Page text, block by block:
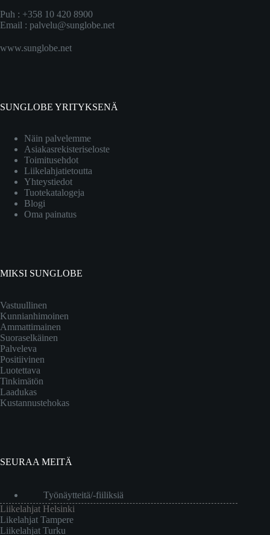
Puh : +358 10 420 8900
Email : palvelu@sunglobe.net
www.sunglobe.net
SUNGLOBE YRITYKSENÄ
Näin palvelemme
Asiakasrekisteriseloste
Toimitusehdot
Liikelahjatietoutta
Yhteystiedot
Tuotekatalogeja
Blogi
Oma painatus
MIKSI SUNGLOBE
Vastuullinen
Kunnianhimoinen
Ammattimainen
Suoraselkäinen
Palveleva
Positiivinen
Luotettava
Tinkimätön
Laadukas
Kustannustehokas
SEURAA MEITÄ
Työnäytteitä/-fiiliksiä
Liikelahjat Helsinki
Likelahjat Tampere
Liikelahjat Turku